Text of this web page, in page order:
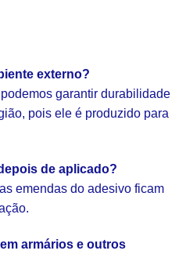
externo?
garantir durabilidade
pois ele é produzido para
de aplicado?
emendas do adesivo ficam
armários e outros